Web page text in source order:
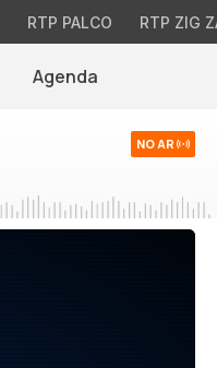
RTP PALCO RTP ZIG
Agenda
NO AR